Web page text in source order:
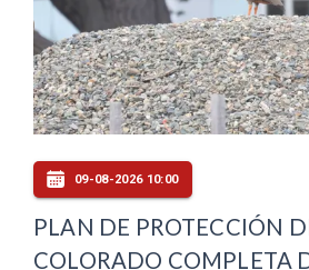
09-08-2026 10:00
PLAN DE PROTECCIÓN
COLORADO COMPLETA